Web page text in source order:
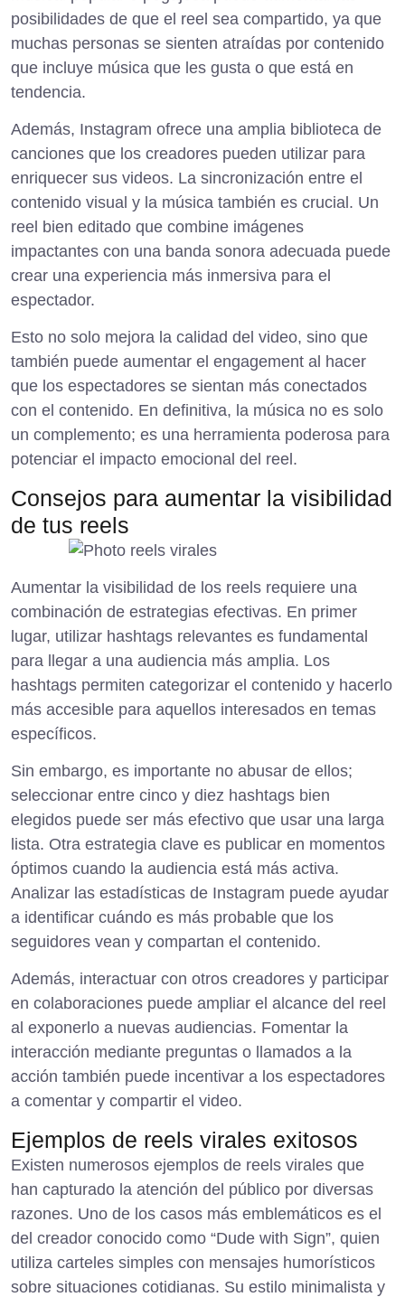
posibilidades de que el reel sea compartido, ya que
muchas personas se sienten atraídas por contenido
que incluye música que les gusta o que está en
tendencia.
Además, Instagram ofrece una amplia biblioteca de
canciones que los creadores pueden utilizar para
enriquecer sus videos. La sincronización entre el
contenido visual y la música también es crucial. Un
reel bien editado que combine imágenes
impactantes con una banda sonora adecuada puede
crear una experiencia más inmersiva para el
espectador.
Esto no solo mejora la calidad del video, sino que
también puede aumentar el engagement al hacer
que los espectadores se sientan más conectados
con el contenido. En definitiva, la música no es solo
un complemento; es una herramienta poderosa para
potenciar el impacto emocional del reel.
Consejos para aumentar la visibilidad
de tus reels
Aumentar la visibilidad de los reels requiere una
combinación de estrategias efectivas. En primer
lugar, utilizar hashtags relevantes es fundamental
para llegar a una audiencia más amplia. Los
hashtags permiten categorizar el contenido y hacerlo
más accesible para aquellos interesados en temas
específicos.
Sin embargo, es importante no abusar de ellos;
seleccionar entre cinco y diez hashtags bien
elegidos puede ser más efectivo que usar una larga
lista. Otra estrategia clave es publicar en momentos
óptimos cuando la audiencia está más activa.
Analizar las estadísticas de Instagram puede ayudar
a identificar cuándo es más probable que los
seguidores vean y compartan el contenido.
Además, interactuar con otros creadores y participar
en colaboraciones puede ampliar el alcance del reel
al exponerlo a nuevas audiencias. Fomentar la
interacción mediante preguntas o llamados a la
acción también puede incentivar a los espectadores
a comentar y compartir el video.
Ejemplos de reels virales exitosos
Existen numerosos ejemplos de reels virales que
han capturado la atención del público por diversas
razones. Uno de los casos más emblemáticos es el
del creador conocido como “Dude with Sign”, quien
utiliza carteles simples con mensajes humorísticos
sobre situaciones cotidianas. Su estilo minimalista y